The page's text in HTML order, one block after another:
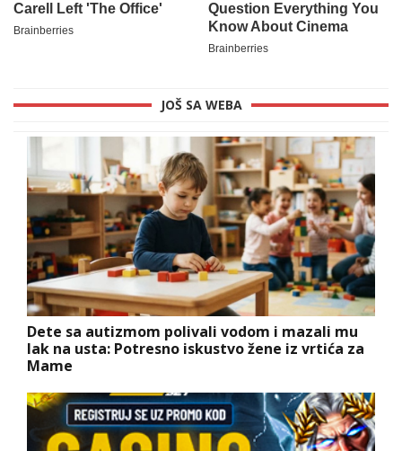
JOŠ SA WEBA
Dete sa autizmom polivali vodom i mazali mu
lak na usta: Potresno iskustvo žene iz vrtića za
Mame